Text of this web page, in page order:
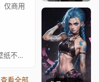
仅商用
⠀⠀⠀⠀⠀⠀⠀⠀⠀⠀⠀⠀⠀⠀⠀⠀ 〖 这张壁纸不是我画的，真正的艺术家总是在 ↓这里↓。我只是为这些图片添加动画以增加趣味。请支持这位绝对出色的艺术家。如果有艺术家不希望这张壁纸出现在这里，请联系我，我会将其移除。〗⠀⠀↓↓↓↓↓↓↓⠀⠀★ 你可以在这里查看我收藏的已批准壁纸 ★⠀⠀↓↓↓↓↓↓↓⠀⠀ ⠀⠀⠀⠀⠀⠀⠀⠀⠀⠀⠀⠀⠀⠀⠀⠀⠀
查看全部